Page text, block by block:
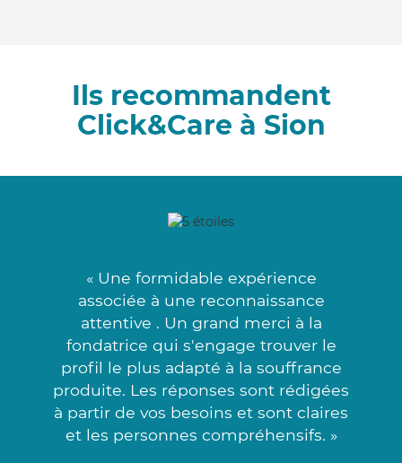
Ils recommandent
Click&Care à Sion
« Une formidable expérience
associée à une reconnaissance
attentive . Un grand merci à la
fondatrice qui s'engage trouver le
profil le plus adapté à la souffrance
produite. Les réponses sont rédigées
à partir de vos besoins et sont claires
et les personnes compréhensifs. »